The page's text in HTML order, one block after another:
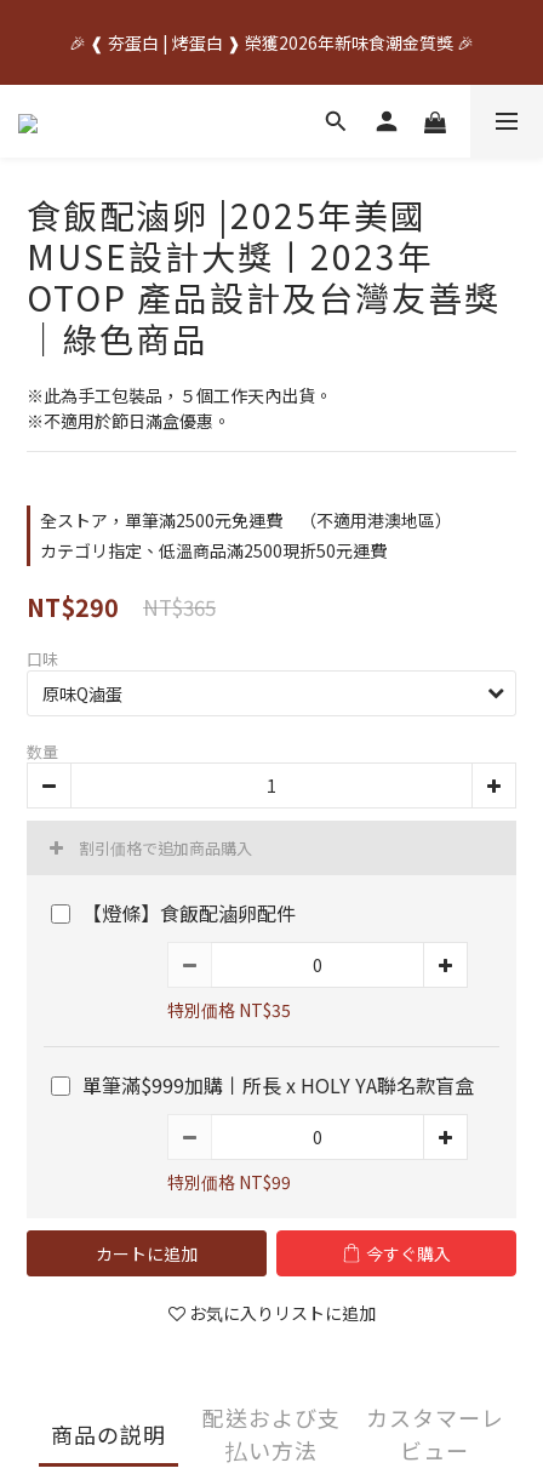
07/20~08/31🥚
🎉 ❰ 夯蛋白 | 烤蛋白 ❱ 榮獲2026年新味食潮金質獎 🎉
中秋先訂✦送禮不慌    🌙中秋早鳥優惠開跑🌙     🥚優惠期間
食飯配滷卵 |2025年美國
MUSE設計大獎丨2023年
OTOP 產品設計及台灣友善獎
｜綠色商品
※此為手工包裝品，５個工作天內出貨。
※不適用於節日滿盒優惠。
全ストア，單筆滿2500元免運費 （不適用港澳地區）
カテゴリ指定、低溫商品滿2500現折50元運費
NT$290 NT$365
口味
数量
割引価格で追加商品購入
【燈條】食飯配滷卵配件
特別価格 NT$35
單筆滿$999加購丨所長 x HOLY YA聯名款盲盒
特別価格 NT$99
カートに追加 今すぐ購入
お気に入りリストに追加
商品の説明
配送および支
払い方法
カスタマーレ
ビュー